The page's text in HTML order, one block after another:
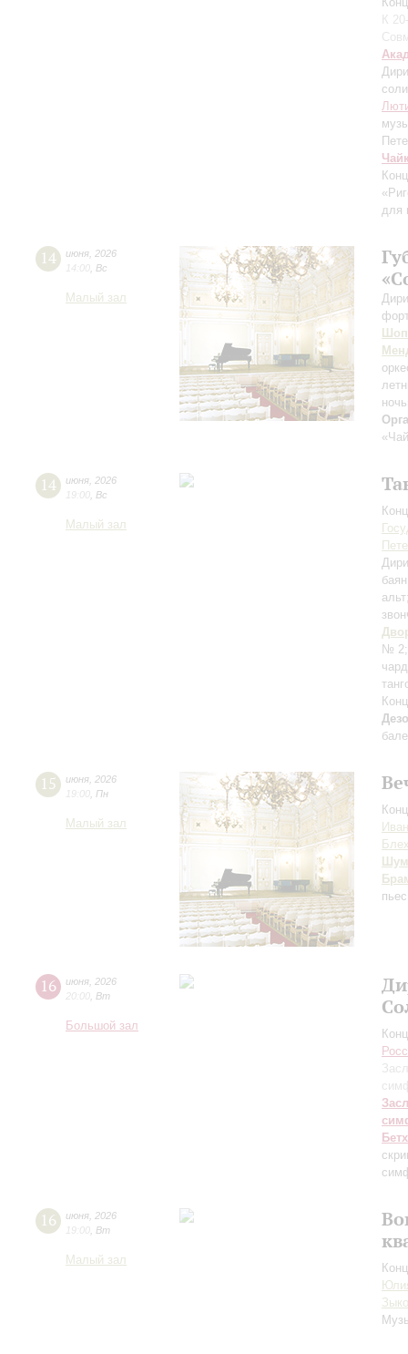
К
для
14 июня 2026
14:00 Вс
Малый зал
14 июня 2026
19:00 Вс
Малый зал
№
15 июня 2026
19:00 Пн
Малый зал
16 июня 2026
20:00 Вт
Большой зал
16 июня 2026
19:00 Вт
Малый зал